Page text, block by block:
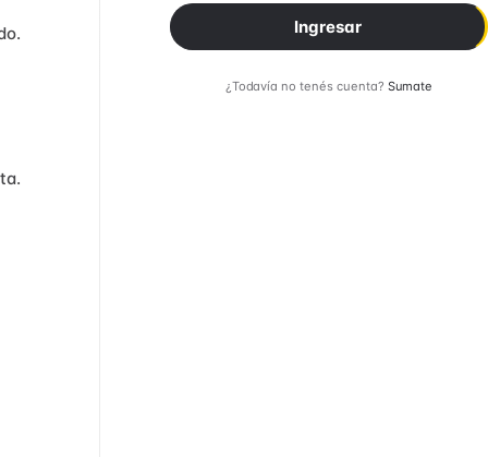
Ingresar
¿Todavía no tenés cuenta? Sumate